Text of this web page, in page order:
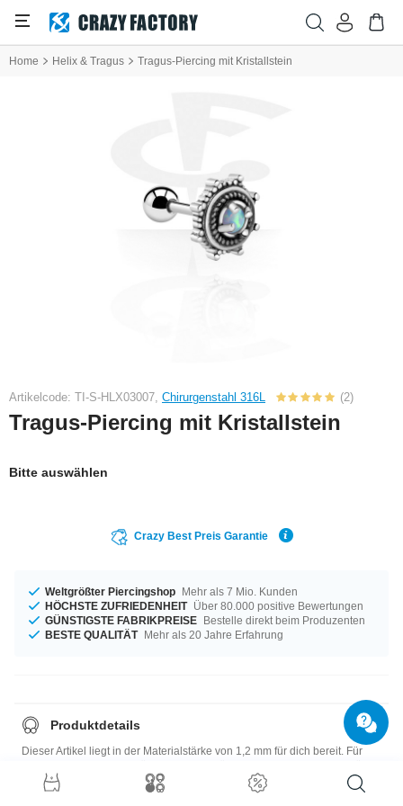
Home Helix & Tragus Tragus-Piercing mit Kristallstein
Artikelcode: TI-S-HLX03007, Chirurgenstahl 316L (2)
Tragus-Piercing mit Kristallstein
Bitte auswählen
Crazy Best Preis Garantie
Weltgrößter Piercingshop Mehr als 7 Mio. Kunden
HÖCHSTE ZUFRIEDENHEIT Über 80.000 positive Bewertungen
GÜNSTIGSTE FABRIKPREISE Bestelle direkt beim Produzenten
BESTE QUALITÄT Mehr als 20 Jahre Erfahrung
Produktdetails
Dieser Artikel liegt in der Materialstärke von 1,2 mm für dich bereit. Für
von 3 mm. Ein echt schickes Item in Topqualität und zu einem
supergünstigen Preis.